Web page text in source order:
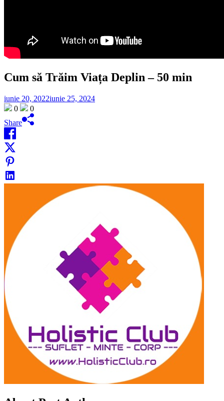
Cum să Trăim Viața Deplin – 50 min
iunie 20, 2022iunie 25, 2024
0
0
Share